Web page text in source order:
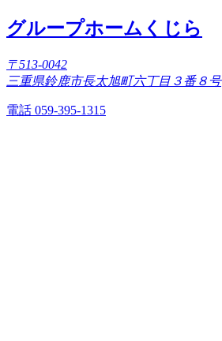
グループホームくじら
〒513-0042
三重県鈴鹿市長太旭町六丁目３番８号
電話 059-395-1315